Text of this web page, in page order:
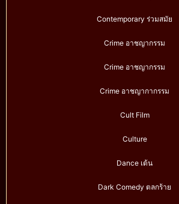
Contemporary ร่วมสมัย
Crime อาชญากรรม
Crime อาชญากรรม
Crime อาชญากากรรม
Cult Film
Culture
Dance เต้น
Dark Comedy ตลกร้าย